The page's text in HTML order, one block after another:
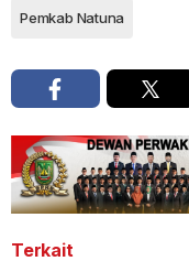
Pemkab Natuna
Terkait